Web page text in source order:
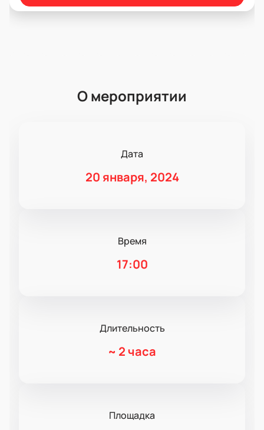
О мероприятии
Дата
20 января, 2024
Время
17:00
Длительность
~ 2 часа
Площадка